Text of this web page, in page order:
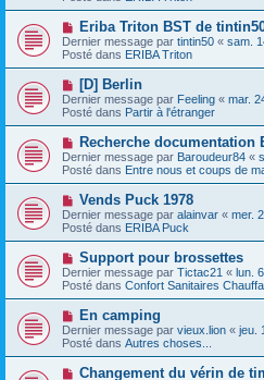
g
e
e
s
a
g
e
v
e
a
u
m
e
s
a
g
e
N
o
u
v
e
u
m
e
s
a
g
e
Eriba Triton BST de
Dernier message par tintin50 « sam.
Posté dans ERIBA Triton
N
o
u
v
e
a
u
m
e
s
s
a
g
e
[D] Berlin
Dernier message par Feeling « mar.
Posté dans Partir à l'étranger
N
o
u
v
e
u
m
e
s
s
a
g
e
Recherche documentation
Dernier message par Baroudeur84 «
Posté dans Entre nous et coups de
N
o
u
v
e
a
u
m
e
s
a
g
e
Vends Puck 1978
Dernier message par alainvar « mer.
Posté dans ERIBA Puck
N
o
u
v
e
a
u
m
e
s
Support pour brossettes
Dernier message par Tictac21 « lun.
Posté dans Confort Sanitaires
N
o
u
v
a
En camping
Dernier message par vieux.lion « jeu.
Posté dans Autres choses...
NChangement du vérin de